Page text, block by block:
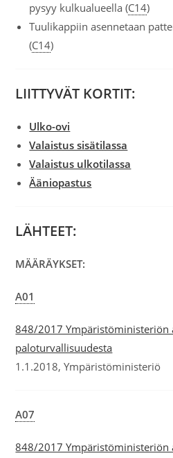
pysyy kulkualueella (C14)
Tuulikappiin asennetaan
(C14)
LIITTYVÄT KORTIT:
Ulko-ovi
Valaistus sisätilassa
Valaistus ulkotilassa
Ääniopastus
LÄHTEET:
MÄÄRÄYKSET:
A01
848/2017 Ympäristöministeriön
paloturvallisuudesta
1.1.2018, Ympäristöministeriö
A07
848/2017 Ympäristöministeriön